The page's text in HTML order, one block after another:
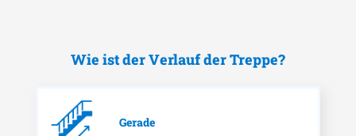
Wie ist der Verlauf der Treppe?
Gerade